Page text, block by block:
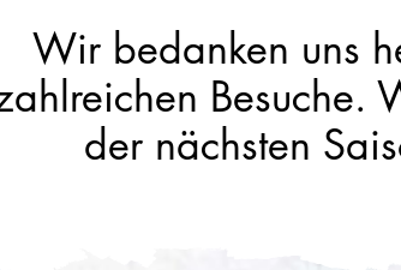
Wir bedanken uns
Besuche.
der nächsten